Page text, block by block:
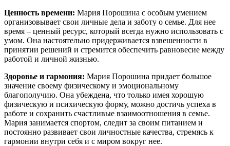
Ценность времени: Мария Порошина с особым умением
организовывает свои личные дела и заботу о семье. Для нее
время – ценный ресурс, который всегда нужно использовать с
умом. Она настоятельно придерживается взвешенности в
принятии решений и стремится обеспечить равновесие между
работой и личной жизнью.
Здоровье и гармония: Мария Порошина придает большое
значение своему физическому и эмоциональному
благополучию. Она убеждена, что только имея хорошую
физическую и психическую форму, можно достичь успеха в
работе и сохранить счастливые взаимоотношения в семье.
Мария занимается спортом, следит за своим питанием и
постоянно развивает свои личностные качества, стремясь к
гармонии внутри себя и с миром вокруг нее.